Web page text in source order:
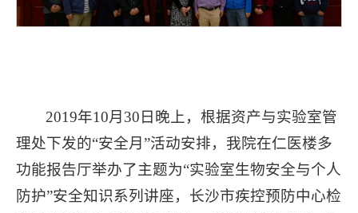
2019年10月30日晚上，根据资产与实验室管
理处下发的“安全月”活动安排，我院在仁医楼多
功能报告厅举办了主题为“实验室生物安全与个人
防护”安全知识系列讲座，长沙市疾控预防中心检